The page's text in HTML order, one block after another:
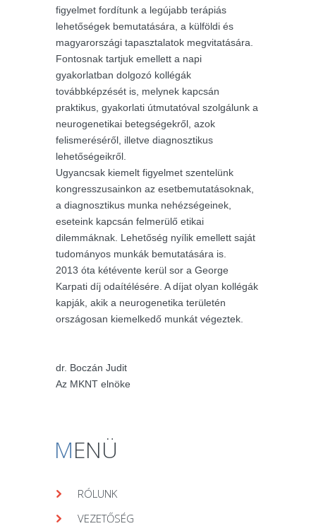
figyelmet fordítunk a legújabb terápiás
lehetőségek bemutatására, a külföldi és
magyarországi tapasztalatok megvitatására.
Fontosnak tartjuk emellett a napi
gyakorlatban dolgozó kollégák
továbbképzését is, melynek kapcsán
praktikus, gyakorlati útmutatóval szolgálunk a
neurogenetikai betegségekről, azok
felismeréséről, illetve diagnosztikus
lehetőségeikről.
Ugyancsak kiemelt figyelmet szentelünk
kongresszusainkon az esetbemutatásoknak,
a diagnosztikus munka nehézségeinek,
eseteink kapcsán felmerülő etikai
dilemmáknak. Lehetőség nyílik emellett saját
tudományos munkák bemutatására is.
2013 óta kétévente kerül sor a George
Karpati díj odaítélésére. A díjat olyan kollégák
kapják, akik a neurogenetika területén
országosan kiemelkedő munkát végeztek.
dr. Boczán Judit
Az MKNT elnöke
MENÜ
RÓLUNK
VEZETŐSÉG